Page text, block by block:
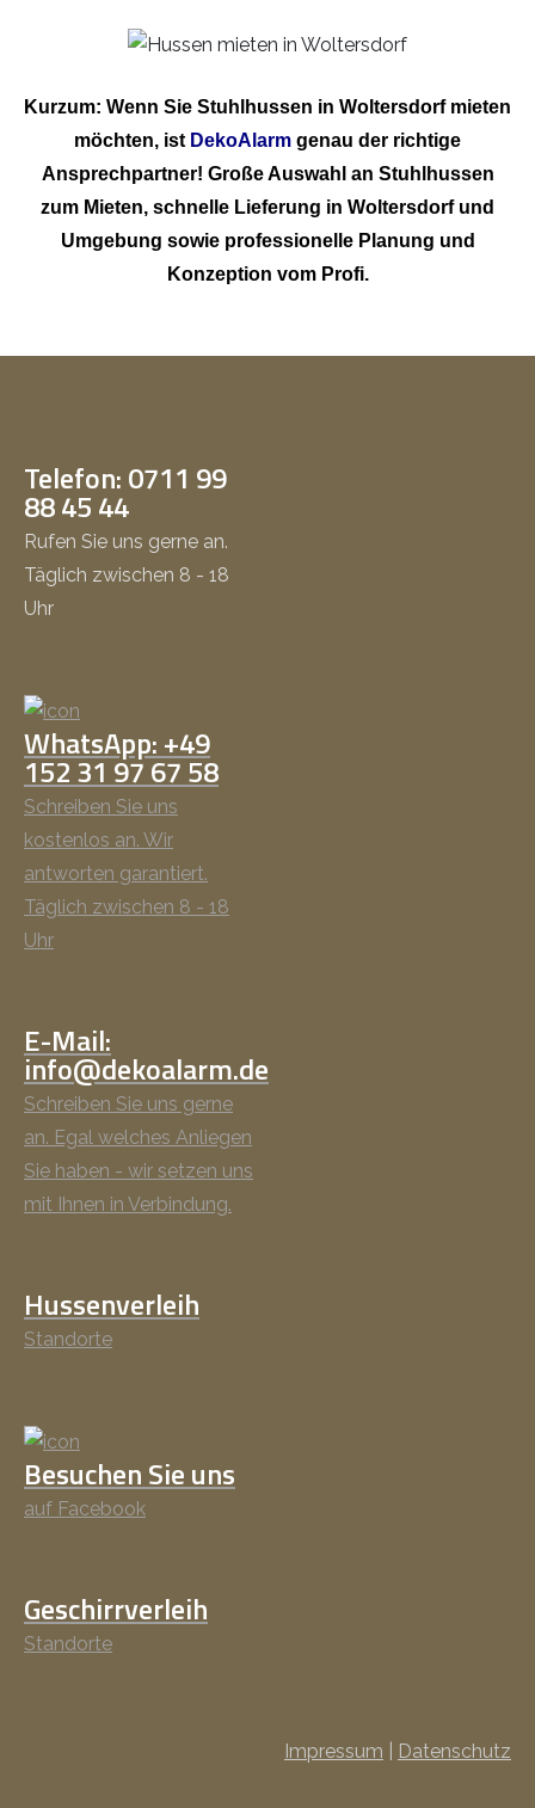
Kurzum: Wenn Sie Stuhlhussen in Woltersdorf mieten
möchten, ist DekoAlarm genau der richtige
Ansprechpartner! Große Auswahl an Stuhlhussen
zum Mieten, schnelle Lieferung in Woltersdorf und
Umgebung sowie professionelle Planung und
Konzeption vom Profi.
Telefon: 0711 99
88 45 44
Rufen Sie uns gerne an.
Täglich zwischen 8 - 18
Uhr
WhatsApp: +49
152 31 97 67 58
Schreiben Sie uns
kostenlos an. Wir
antworten garantiert.
Täglich zwischen 8 - 18
Uhr
E-Mail:
info@dekoalarm.de
Schreiben Sie uns gerne
an. Egal welches Anliegen
Sie haben - wir setzen uns
mit Ihnen in Verbindung.
Hussenverleih
Standorte
Besuchen Sie uns
auf Facebook
Geschirrverleih
Standorte
Impressum Datenschutz